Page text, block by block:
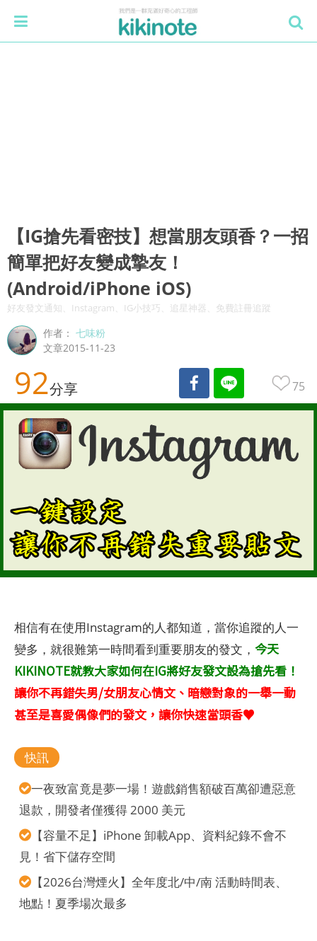
【IG搶先看密技】想當朋友頭香？一招
簡單把好友變成摯友！
(Android/iPhone iOS)
好友發文通知、Instagram、IG小技巧、追星神器、免費註冊追蹤
作者：七味粉
文章2015-11-23
92分享 75
相信有在使用Instagram的人都知道，當你追蹤的人一
變多，就很難第一時間看到重要朋友的發文， 今天
KIKINOTE就教大家如何在IG將好友發文設為搶先看！
讓你不再錯失男/女朋友心情文、暗戀對象的一舉一動
甚至是喜愛偶像們的發文，讓你快速當頭香♥
快訊
一夜致富竟是夢一場！遊戲銷售額破百萬卻遭惡意
退款，開發者僅獲得 2000 美元
【容量不足】iPhone 卸載App、資料紀錄不會不
見！省下儲存空間
【2026台灣煙火】全年度北/中/南 活動時間表、
地點！夏季場次最多